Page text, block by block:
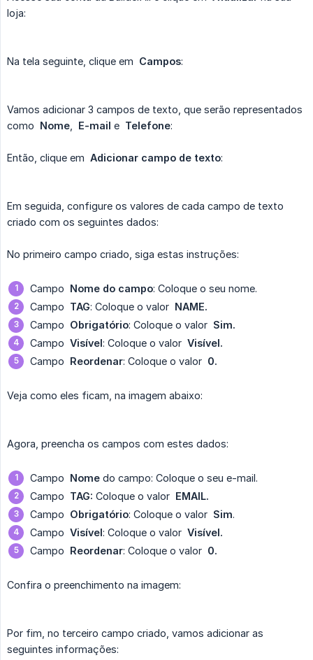
loja:
Na tela seguinte, clique em Campos:
Vamos adicionar 3 campos de texto, que serão representados
como Nome E-mail e Telefone:
Então, clique em Adicionar campo de texto:
Em seguida, configure os valores de cada campo de texto
criado com os seguintes dados:
No primeiro campo criado, siga estas instruções:
Campo Nome do campo: Coloque o seu nome.
Campo TAG: Coloque o valor NAME.
Campo Obrigatório: Coloque o valor Sim.
Campo Visível: Coloque o valor Visível.
Campo Reordenar: Coloque o valor 0.
Veja como eles ficam, na imagem abaixo:
Agora, preencha os campos com estes dados:
Campo Nome do campo: Coloque o seu e-mail.
Campo TAG: Coloque o valor EMAIL.
Campo Obrigatório: Coloque o valor Sim.
Campo Visível: Coloque o valor Visível.
Campo Reordenar: Coloque o valor 0.
Confira o preenchimento na imagem:
Por fim, no terceiro campo criado, vamos adicionar as
seguintes informações: